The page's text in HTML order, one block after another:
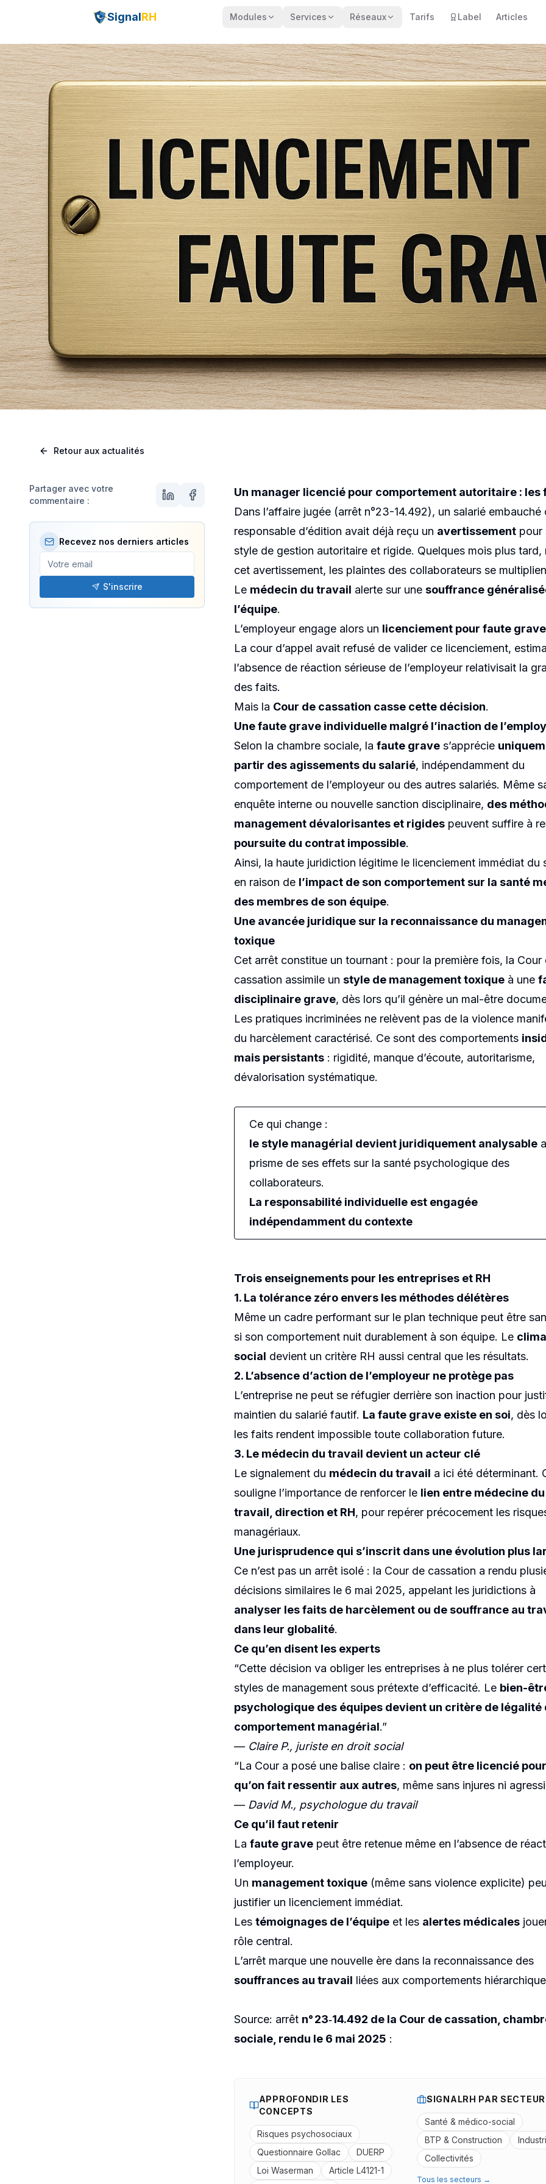
SignalRH Modules Services Réseaux Tarifs Label Articles
Cour de cassation
licenciement
grave individuelle
Retour aux actualités
Partager avec votre
commentaire :
Recevez nos derniers articles
S'inscrire
Un manager licencié pour comportement autoritaire : les
Dans l’affaire jugée (arrêt n°23-14.492), un salarié embauché
responsable d’édition avait déjà reçu un avertissement pour
style de gestion autoritaire et rigide. Quelques mois plus tard,
cet avertissement, les plaintes des collaborateurs se
Le médecin du travail alerte sur une souffrance
l’équipe.
L’employeur engage alors un licenciement pour faute grave
La cour d’appel avait refusé de valider ce licenciement,
l’absence de réaction sérieuse de l’employeur relativisait la
des faits.
Mais la Cour de cassation casse cette décision.
Une faute grave individuelle malgré l’inaction de
Selon la chambre sociale, la faute grave s’apprécie
partir des agissements du salarié, indépendamment du
comportement de l’employeur ou des autres salariés. Même
enquête interne ou nouvelle sanction disciplinaire, des
management dévalorisantes et rigides peuvent suffire à
poursuite du contrat impossible.
Ainsi, la haute juridiction légitime le licenciement immédiat du
en raison de l’impact de son comportement sur la santé
des membres de son équipe.
Une avancée juridique sur la reconnaissance du
toxique
Cet arrêt constitue un tournant : pour la première fois, la Cour
cassation assimile un style de management toxique à une
disciplinaire grave, dès lors qu’il génère un mal-être
Les pratiques incriminées ne relèvent pas de la violence
du harcèlement caractérisé. Ce sont des comportements
mais persistants : rigidité, manque d’écoute, autoritarisme,
dévalorisation systématique.
Ce qui change :
le style managérial devient juridiquement analysable
prisme de ses effets sur la santé psychologique des
collaborateurs.
La responsabilité individuelle est engagée
indépendamment du contexte
Trois enseignements pour les entreprises et RH
1. La tolérance zéro envers les méthodes délétères
Même un cadre performant sur le plan technique peut être
si son comportement nuit durablement à son équipe. Le
social devient un critère RH aussi central que les résultats.
2. L’absence d’action de l’employeur ne protège pas
L’entreprise ne peut se réfugier derrière son inaction pour
maintien du salarié fautif. La faute grave existe en soi, dès
les faits rendent impossible toute collaboration future.
3. Le médecin du travail devient un acteur clé
Le signalement du médecin du travail a ici été déterminant.
souligne l’importance de renforcer le lien entre médecine du
travail, direction et RH, pour repérer précocement les
managériaux.
Une jurisprudence qui s’inscrit dans une évolution plus
Ce n’est pas un arrêt isolé : la Cour de cassation a rendu
décisions similaires le 6 mai 2025, appelant les juridictions à
analyser les faits de harcèlement ou de souffrance au
dans leur globalité.
Ce qu’en disent les experts
“Cette décision va obliger les entreprises à ne plus tolérer
styles de management sous prétexte d’efficacité. Le bien-
psychologique des équipes devient un critère de légalité
comportement managérial.”
— Claire P., juriste en droit social
“La Cour a posé une balise claire : on peut être licencié
qu’on fait ressentir aux autres, même sans injures ni
— David M., psychologue du travail
Ce qu’il faut retenir
La faute grave peut être retenue même en l’absence de
l’employeur.
Un management toxique (même sans violence explicite)
justifier un licenciement immédiat.
Les témoignages de l’équipe et les alertes médicales
rôle central.
L’arrêt marque une nouvelle ère dans la reconnaissance des
souffrances au travail liées aux comportements
Source: arrêt n° 23‑14.492 de la Cour de cassation,
sociale, rendu le 6 mai 2025 :
APPROFONDIR LES
CONCEPTS
Risques psychosociaux
Questionnaire Gollac
DUERP
Loi Waserman
Article L4121-1
SIGNALRH PAR SECTEUR
Santé & médico-social
BTP & Construction
Collectivités
Tous les secteurs →